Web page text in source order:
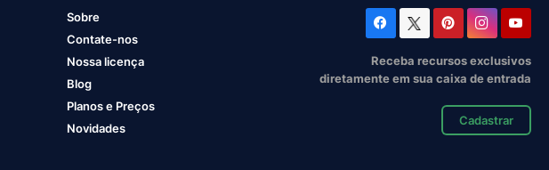
Sobre
Contate-nos
Nossa licença
Blog
Planos e Preços
Novidades
Receba recursos exclusivos
diretamente em sua caixa de entrada
Cadastrar